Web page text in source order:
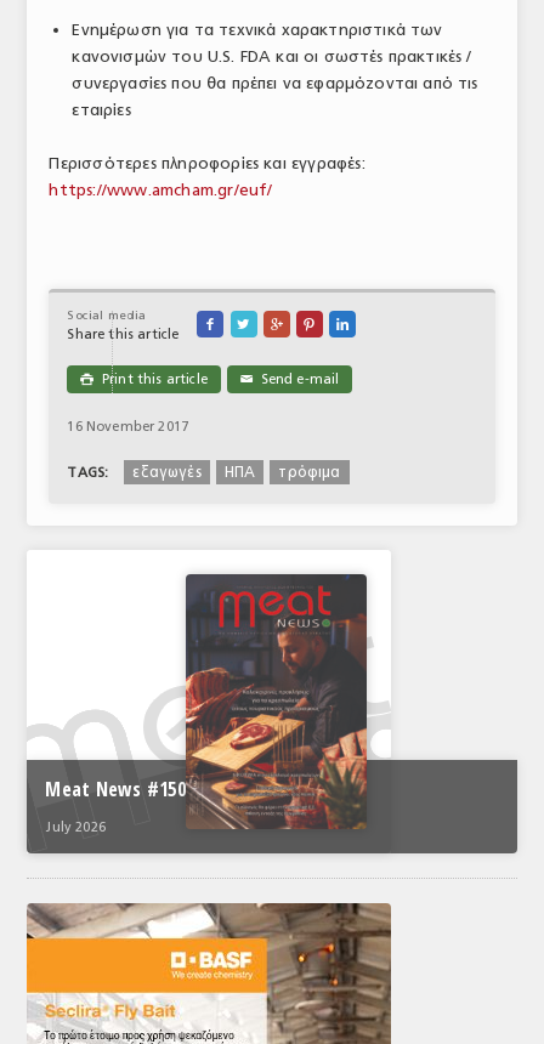
Ενημέρωση για τα τεχνικά χαρακτηριστικά των
κανονισμών του U.S. FDA και οι σωστές πρακτικές /
συνεργασίες που θα πρέπει να εφαρμόζονται από τις
εταιρίες
Περισσότερες πληροφορίες και εγγραφές:
https://www.amcham.gr/euf/
Social media
Share this article
    
 Print this article ✉ Send e-mail
16 November 2017
TAGS: εξαγωγές ΗΠΑ τρόφιμα
Meat News #150
July 2026